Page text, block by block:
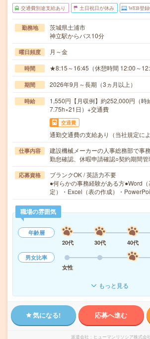
交通費別途支給あり 土日祝日が休み WEB登
勤務地
茨城県土浦市
神立駅からバス10分
曜日頻度 月～金
時間 ★8:15～16:45（休憩時間 12:00～
期間 2026年9月～長期（3ヵ月以上）
時給
1,550円【月収例】約252,000円（時
7.75h×21日）+交通費
交通費
通勤交通費の支給あり（当社規定によ
仕事内容
建設機械メーカーの人事総務部で事
勤怠確認、休暇申請確認○契約期間
応募資格
ブランクOK / 英語力不要
●何らかの事務経験がある方●Word
定）・Excel（表の作成）・
職場の雰囲気
年齢層
20代
30代 40代
男女比率
女性
もっと見る
気になる! 応募へ進む
派遣会社 ヒューマンリソシア株式会社